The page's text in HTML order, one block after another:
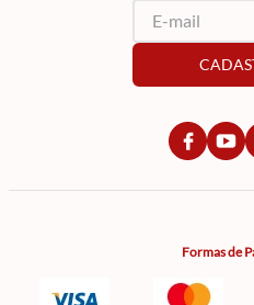
Formas de